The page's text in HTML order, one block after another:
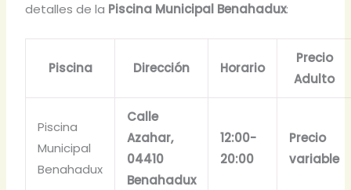
detalles de la Piscina Municipal Benahadux:
Piscina Dirección Horario
Precio
Adulto
Piscina
Municipal
Benahadux
Calle
Azahar,
04410
Benahadux
12:00-
20:00
Precio
variable